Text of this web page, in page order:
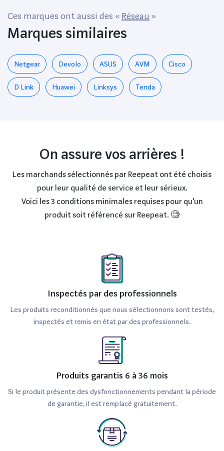
Ces marques ont aussi des « Réseau »
Marques similaires
Netgear Devolo ASUS AVM Cisco
D Link Huawei Linksys Tenda
On assure vos arrières !
Les marchands sélectionnés par Reepeat ont été choisis
pour leur qualité de service et leur sérieux.
Voici les 3 conditions minimales requises pour qu'un
produit soit référencé sur Reepeat. 🧐
Inspectés par des professionnels
Les produits reconditionnés que nous sélectionnons sont testés,
inspectés et remis en état par des professionnels.
Produits garantis 6 à 36 mois
Si le produit présente des dysfonctionnements pendant la période
de garantie, il est remplacé gratuitement.